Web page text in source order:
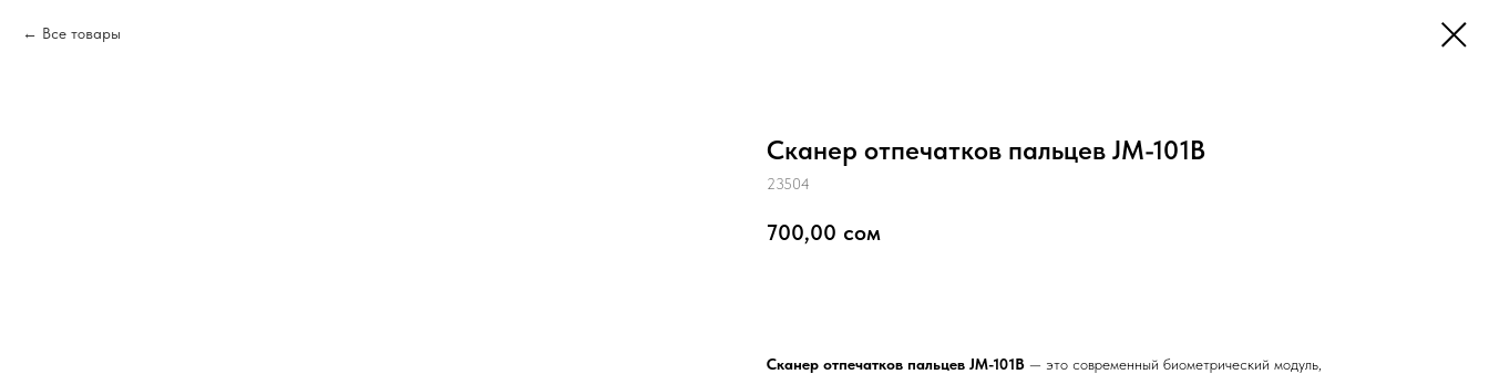
Все товары
Сканер отпечатков пальцев JM-101B
23504
700,00 сом
Сканер отпечатков пальцев JM-101B — это современный биометрический модуль,